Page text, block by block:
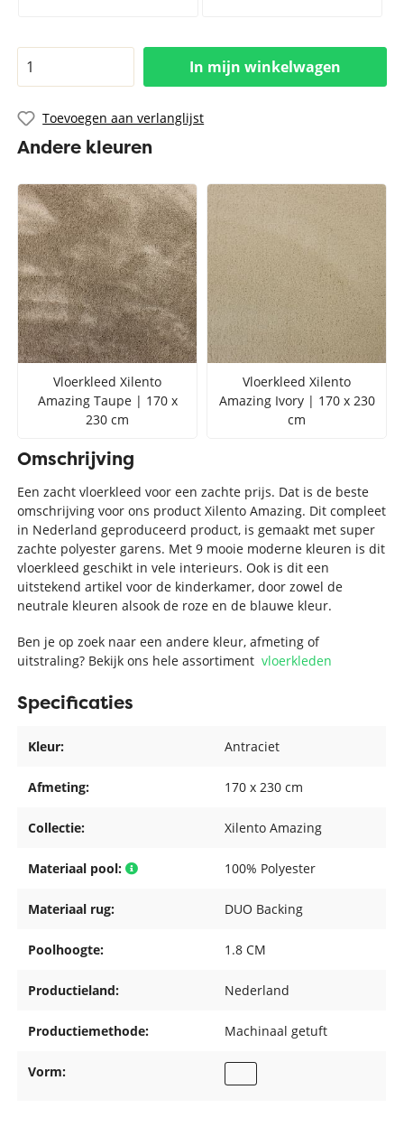
In mijn winkelwagen
Toevoegen aan verlanglijst
Andere kleuren
Vloerkleed Xilento
Amazing Taupe | 170 x
230 cm
Vloerkleed Xilento
Amazing Ivory | 170 x 230
cm
Omschrijving
Een zacht vloerkleed voor een zachte prijs. Dat is de beste
omschrijving voor ons product Xilento Amazing. Dit compleet
in Nederland geproduceerd product, is gemaakt met super
zachte polyester garens. Met 9 mooie moderne kleuren is dit
vloerkleed geschikt in vele interieurs. Ook is dit een
uitstekend artikel voor de kinderkamer, door zowel de
neutrale kleuren alsook de roze en de blauwe kleur.
Ben je op zoek naar een andere kleur, afmeting of
uitstraling? Bekijk ons hele assortimentvloerkleden
Specificaties
Kleur: Antraciet
Afmeting: 170 x 230 cm
Collectie: Xilento Amazing
Materiaal pool: 100% Polyester
Materiaal rug: DUO Backing
Poolhoogte: 1.8 CM
Productieland: Nederland
Productiemethode: Machinaal getuft
Vorm: